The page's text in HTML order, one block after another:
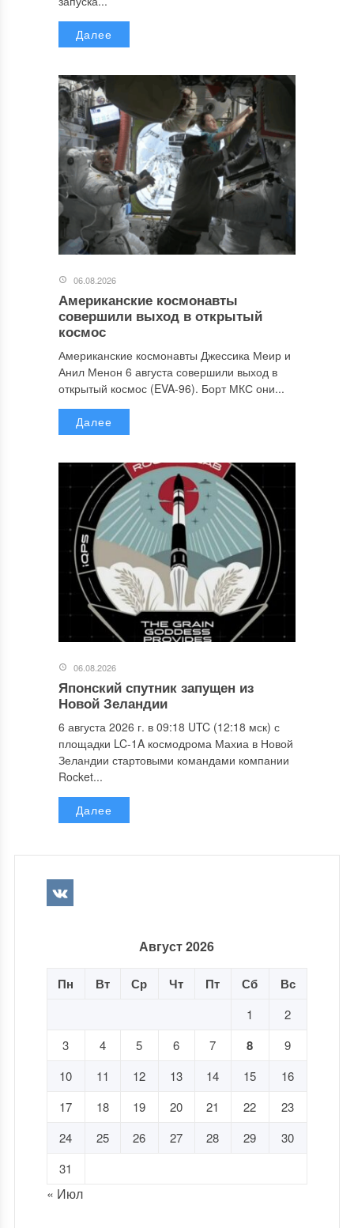
Далее
06.08.2026
Американские космонавты
совершили выход в открытый
космос
Американские космонавты Джессика Меир и
Анил Менон 6 августа совершили выход в
открытый космос (EVA-96). Борт МКС они...
Далее
06.08.2026
Японский спутник запущен из
Новой Зеландии
6 августа 2026 г. в 09:18 UTC (12:18 мск) с
площадки LC-1A космодрома Махиа в Новой
Зеландии стартовыми командами компании
Rocket...
Далее
Август 2026
Пн Вт Ср Чт Пт Сб Вс
1
2
3
4 5 6 7 8
9
10
11 12 13 14 15
16
17
18 19 20 21 22
23
24
25 26 27 28 29
30
31
« Июл